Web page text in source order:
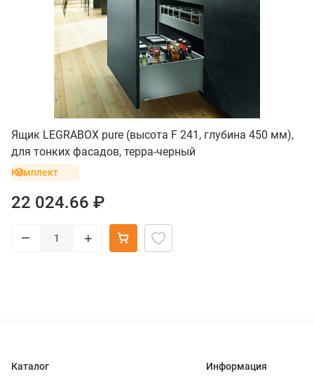
Ящик LEGRABOX pure (высота F 241, глубина 450 мм),
для тонких фасадов, терра-черный
Комплект
22 024.66 ₽
– +
Каталог Информация